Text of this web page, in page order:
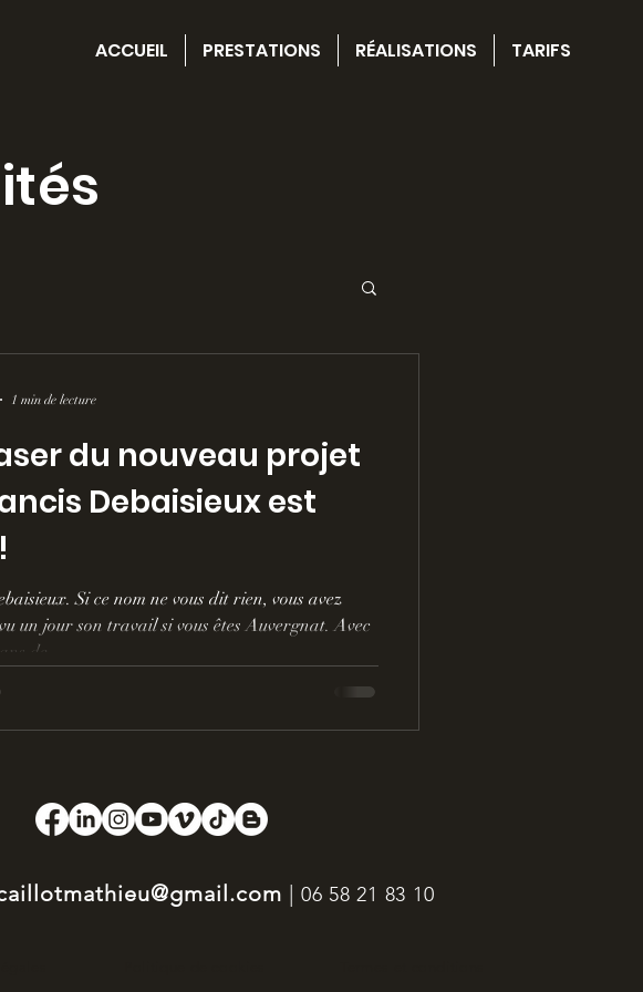
ACCUEIL PRESTATIONS RÉALISATIONS TARIFS
du nouveau projet
Debaisieux est
Si ce nom ne vous dit rien, vous avez
un jour son travail si vous êtes Auvergnat. Avec
de...
1 min de lecture
| 06 58 21 83 10